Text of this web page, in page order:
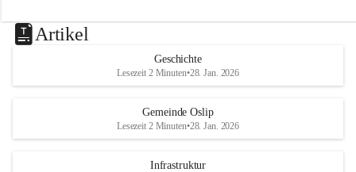
Artikel
Geschichte
Lesezeit 2 Minuten•28. Jan. 2026
Gemeinde Oslip
Lesezeit 2 Minuten•28. Jan. 2026
Infrastruktur